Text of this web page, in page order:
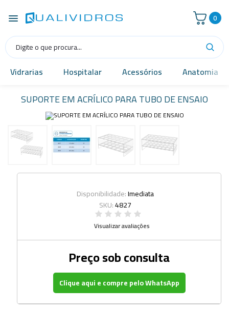
0
Vidrarias Hospitalar Acessórios Anatomia
SUPORTE EM ACRÍLICO PARA TUBO DE ENSAIO
Disponibilidade:Imediata
SKU:4827
Visualizar avaliações
Preço sob consulta
Clique aqui e compre pelo WhatsApp